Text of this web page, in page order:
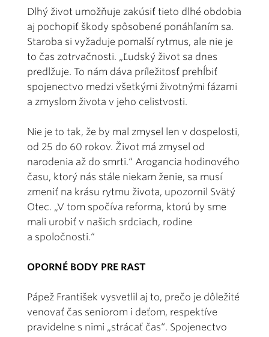
Dlhý život umožňuje zakúsiť tieto dlhé obdobia
aj pochopiť škody spôsobené ponáhľaním sa.
Staroba si vyžaduje pomalší rytmus, ale nie je
to čas zotrvačnosti. „Ľudský život sa dnes
predlžuje. To nám dáva príležitosť prehĺbiť
spojenectvo medzi všetkými životnými fázami
a zmyslom života v jeho celistvosti.
Nie je to tak, že by mal zmysel len v dospelosti,
od 25 do 60 rokov. Život má zmysel od
narodenia až do smrti.“ Arogancia hodinového
času, ktorý nás stále niekam ženie, sa musí
zmeniť na krásu rytmu života, upozornil Svätý
Otec. „V tom spočíva reforma, ktorú by sme
mali urobiť v našich srdciach, rodine
a spoločnosti.“
OPORNÉ BODY PRE RAST
Pápež František vysvetlil aj to, prečo je dôležité
venovať čas seniorom i deťom, respektíve
pravidelne s nimi „strácať čas“. Spojenectvo